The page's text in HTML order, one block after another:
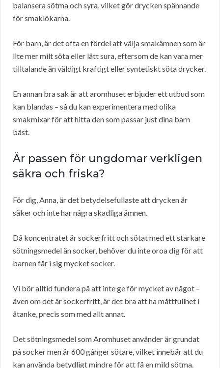
balansera sötma och syra, vilket gör drycken spännande
för smaklökarna.
För barn, är det ofta en fördel att välja smakämnen som är
lite mer milt söta eller lätt sura, eftersom de kan vara mer
tilltalande än väldigt kraftigt eller syntetiskt söta drycker.
En annan bra sak är att aromhuset erbjuder ett utbud som
kan blandas – så du kan experimentera med olika
smakmixar för att hitta den som passar just dina barn
bäst.
Är passen för ungdomar verkligen
säkra och friska?
För dig, Anna, är det betydelsefullaste att drycken är
säker och inte har några skadliga ämnen.
Då koncentratet är sockerfritt och sötat med ett starkare
sötningsmedel än socker, behöver du inte oroa dig för att
barnen får i sig mycket socker.
Vi bör alltid fundera på att inte ge för mycket av något –
även om det är sockerfritt, är det bra att ha måttfullhet i
åtanke, precis som med allt annat.
Det sötningsmedel som Aromhuset använder är grundat
på socker men är 600 gånger sötare, vilket innebär att du
kan använda betydligt mindre för att få en mild sötma.